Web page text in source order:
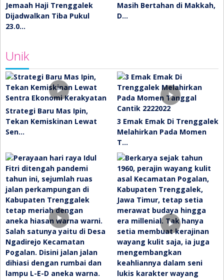
Jemaah Haji Trenggalek
Dijadwalkan Tiba Pukul
23.0…
Masih Bertahan di Makkah,
D…
Unik
Strategi Baru Mas Ipin,
Tekan Kemiskinan Lewat
Sen…
3 Emak Emak Di Trenggalek
Melahirkan Pada Momen
T…